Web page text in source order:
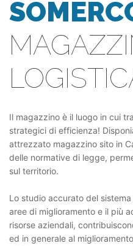
Il magazzino è il luogo in cui
strategici di efficienza!
attrezzato magazzino sito in
delle normative di legge,
sul territorio.
Lo studio accurato del
aree di miglioramento e il più
risorse aziendali,
ed in generale al